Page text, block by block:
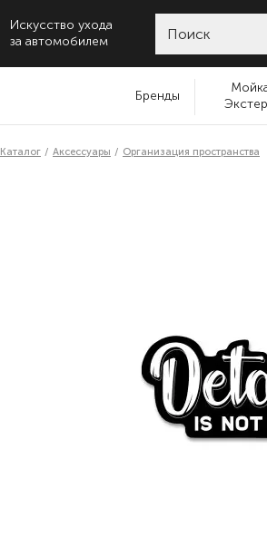
Искусство ухода
за автомобилем
Бренды
Каталог Аксессуары Организация пространства